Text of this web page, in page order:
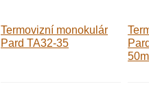
Termovizní monokulár
Pard TA32-35